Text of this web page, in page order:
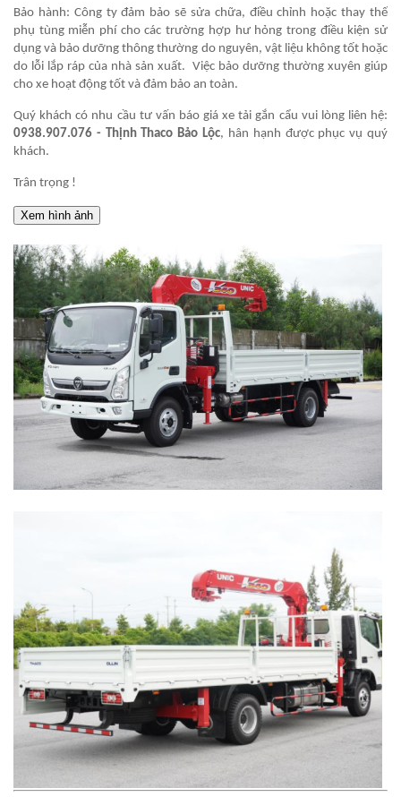
Bảo hành: Công ty đảm bảo sẽ sửa chữa, điều chỉnh hoặc thay thế
phụ tùng miễn phí cho các trường hợp hư hỏng trong điều kiện sử
dụng và bảo dưỡng thông thường do nguyên, vật liệu không tốt hoặc
do lỗi lắp ráp của nhà sản xuất. Việc bảo dưỡng thường xuyên giúp
cho xe hoạt động tốt và đảm bảo an toàn.
Quý khách có nhu cầu tư vấn báo giá xe tải gắn cẩu vui lòng liên hệ:
0938.907.076 - Thịnh Thaco Bảo Lộc, hân hạnh được phục vụ quý
khách.
Trân trọng !
Xem hình ảnh